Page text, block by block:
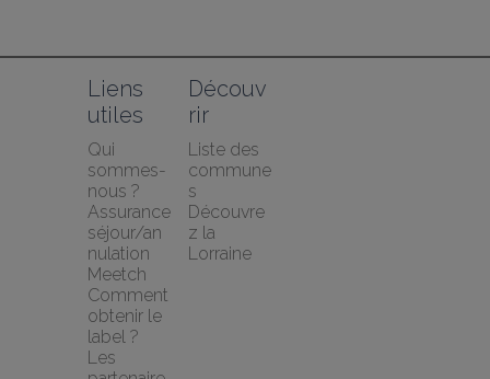
Liens
utiles
Qui
sommes-
nous ?
Assurance
séjour/an
nulation
Meetch
Comment
obtenir le
label ?
Les
Découv
rir
Liste des
commune
s
Découvre
z la
Lorraine